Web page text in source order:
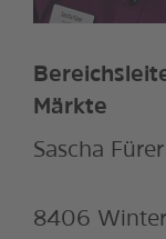
Märkte
Sascha Fürer
8406